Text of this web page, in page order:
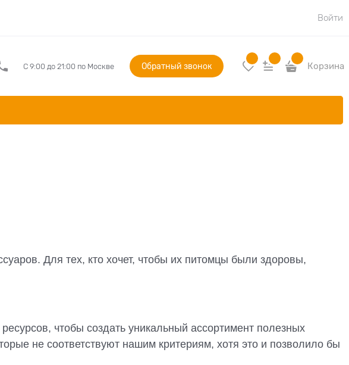
Войти
С 9:00 до 21:00 по Москве Обратный звонок Корзина
Для тех, кто хочет, чтобы их питомцы были здоровы,
чтобы создать уникальный ассортимент полезных
не соответствуют нашим критериям, хотя это и позволило бы